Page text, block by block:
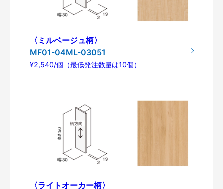
〈ミルベージュ柄〉
MF01-04ML-03051
¥2,540/個（最低発注数量は10個）
〈ライトオーカー柄〉